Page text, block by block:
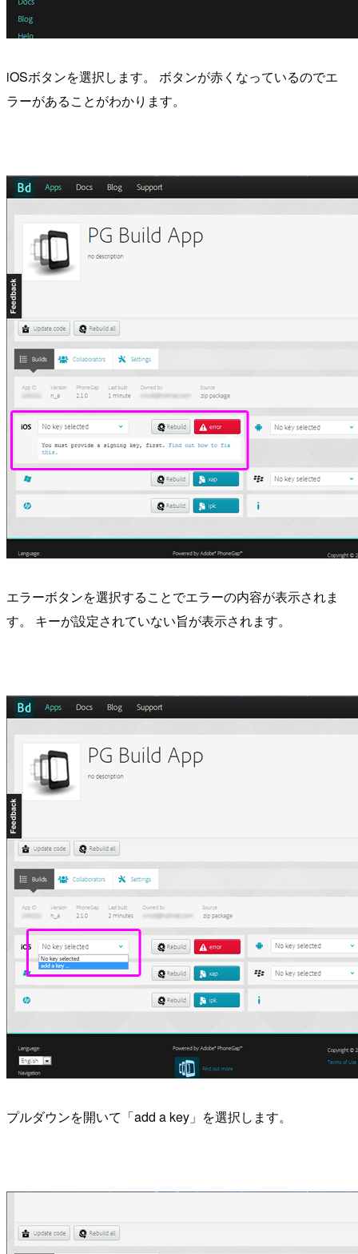
iOSボタンを選択します。 ボタンが赤くなっているのでエ
ラーがあることがわかります。
エラーボタンを選択することでエラーの内容が表示されま
す。 キーが設定されていない旨が表示されます。
プルダウンを開いて「add a key」を選択します。